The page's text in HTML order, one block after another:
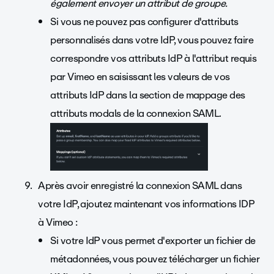
Si vous ne pouvez pas configurer d'attributs
personnalisés dans votre IdP, vous pouvez faire
correspondre vos attributs IdP à l'attribut requis
par Vimeo en saisissant les valeurs de vos
attributs IdP dans la section de mappage des
attributs modals de la connexion SAML.
Après avoir enregistré la connexion SAML dans
votre IdP, ajoutez maintenant vos informations IDP
à Vimeo :
Si votre IdP vous permet d'exporter un fichier de
métadonnées, vous pouvez télécharger un fichier